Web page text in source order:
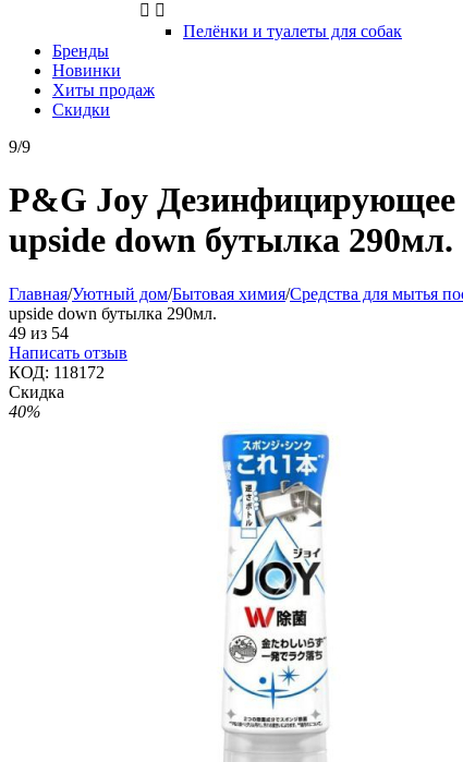
 
Пелёнки и туалеты для собак
Бренды
Новинки
Хиты продаж
Скидки
9/9
P&G Joy Дезинфицирующее
upside down бутылка 290мл.
Главная/Уютный дом/Бытовая химия/Средства для мытья
upside down бутылка 290мл.
49 из 54
Написать отзыв
КОД: 118172
Скидка
40%